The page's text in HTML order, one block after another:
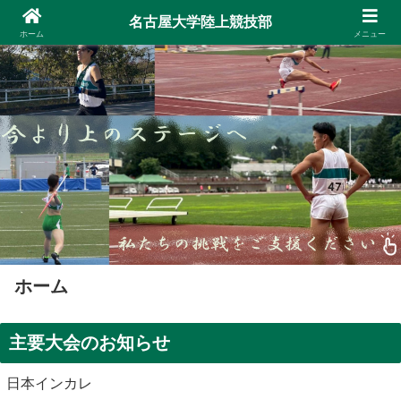
ホーム
主要大会のお知らせ
日本インカレ
ホーム
名古屋大学陸上競技部
メニュー